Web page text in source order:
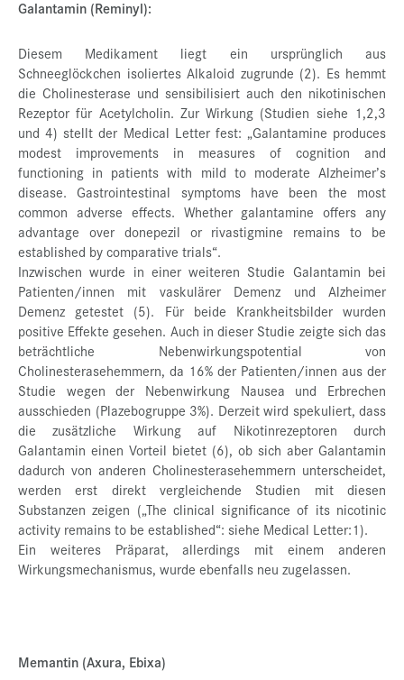
Galantamin (Reminyl):
Diesem Medikament liegt ein ursprünglich aus
Schneeglöckchen isoliertes Alkaloid zugrunde (2). Es hemmt
die Cholinesterase und sensibilisiert auch den nikotinischen
Rezeptor für Acetylcholin. Zur Wirkung (Studien siehe 1,2,3
und 4) stellt der Medical Letter fest: „Galantamine produces
modest improvements in measures of cognition and
functioning in patients with mild to moderate Alzheimer’s
disease. Gastrointestinal symptoms have been the most
common adverse effects. Whether galantamine offers any
advantage over donepezil or rivastigmine remains to be
established by comparative trials“.
Inzwischen wurde in einer weiteren Studie Galantamin bei
Patienten/innen mit vaskulärer Demenz und Alzheimer
Demenz getestet (5). Für beide Krankheitsbilder wurden
positive Effekte gesehen. Auch in dieser Studie zeigte sich das
beträchtliche Nebenwirkungspotential von
Cholinesterasehemmern, da 16% der Patienten/innen aus der
Studie wegen der Nebenwirkung Nausea und Erbrechen
ausschieden (Plazebogruppe 3%). Derzeit wird spekuliert, dass
die zusätzliche Wirkung auf Nikotinrezeptoren durch
Galantamin einen Vorteil bietet (6), ob sich aber Galantamin
dadurch von anderen Cholinesterasehemmern unterscheidet,
werden erst direkt vergleichende Studien mit diesen
Substanzen zeigen („The clinical significance of its nicotinic
activity remains to be established“: siehe Medical Letter:1).
Ein weiteres Präparat, allerdings mit einem anderen
Wirkungsmechanismus, wurde ebenfalls neu zugelassen.
Memantin (Axura, Ebixa)